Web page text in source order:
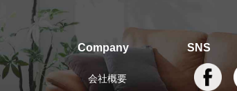
Company
会社概要
SNS